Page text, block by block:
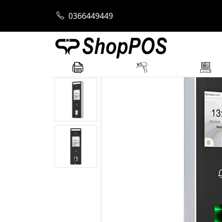
0366449449
Trang chủ Máy Chấm Công Máy